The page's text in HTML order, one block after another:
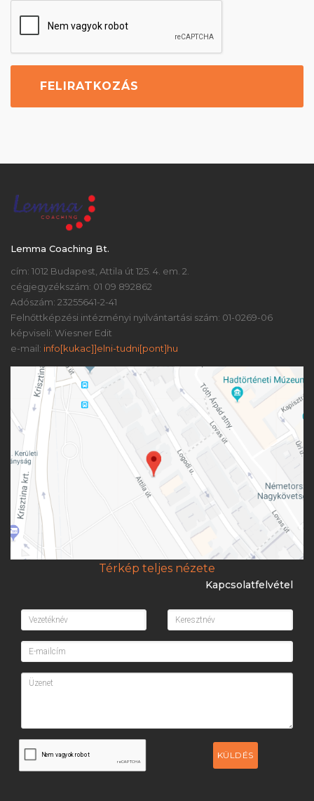
Lemma Coaching Bt.
cím: 1012 Budapest, Attila út 125. 4. em. 2.
cégjegyzékszám: 01 09 892862
Adószám: 23255641-2-41
Felnőttképzési intézményi nyilvántartási szám: 01-0269-06
képviseli: Wiesner Edit
e-mail: info[kukac]]elni-tudni[pont]hu
Térkép teljes nézete
Kapcsolatfelvétel
KÜLDÉS